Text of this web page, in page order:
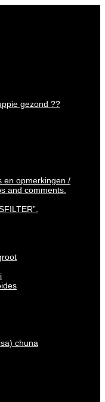
gezond ??
en opmerkingen /
and comments.
chuna